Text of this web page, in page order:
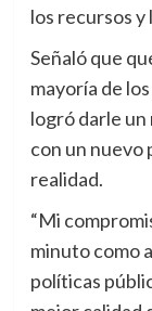
los recursos y
Señaló que
mayoría de
logró darle
con un nuevo
realidad.
“Mi
minuto como
políticas